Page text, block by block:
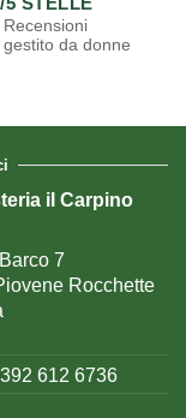
Recensioni
gestito da donne
il Carpino
7
Rocchette
612 6736